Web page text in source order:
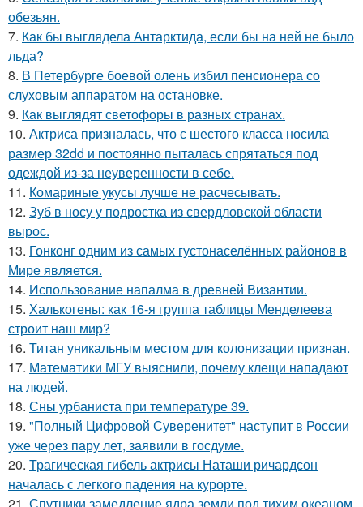
обезьян.
7. Как бы выглядела Антарктида, если бы на ней не было
льда?
8. В Петербурге боевой олень избил пенсионера со
слуховым аппаратом на остановке.
9. Как выглядят светофоры в разных странах.
10. Актриса призналась, что с шестого класса носила
размер 32dd и постоянно пыталась спрятаться под
одеждой из-за неуверенности в себе.
11. Комариные укусы лучше не расчесывать.
12. Зуб в носу у подростка из свердловской области
вырос.
13. Гонконг одним из самых густонаселённых районов в
Мире является.
14. Использование напалма в древней Византии.
15. Халькогены: как 16-я группа таблицы Менделеева
строит наш мир?
16. Титан уникальным местом для колонизации признан.
17. Математики МГУ выяснили, почему клещи нападают
на людей.
18. Сны урбаниста при температуре 39.
19. "Полный Цифровой Суверенитет" наступит в России
уже через пару лет, заявили в госдуме.
20. Трагическая гибель актрисы Наташи ричардсон
началась с легкого падения на курорте.
21. Спутники замедление ядра земли под тихим океаном